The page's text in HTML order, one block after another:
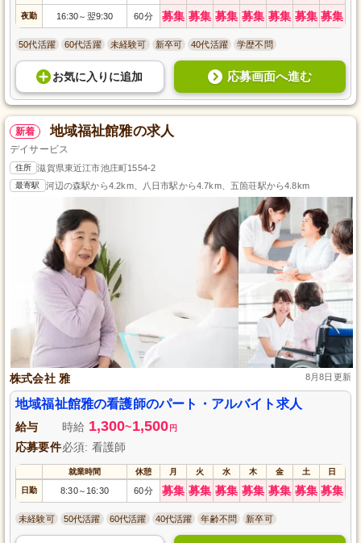
夜勤 16:30～ 翌9:30 60分 募集 募集 募集 募集 募集 募集 募集
50代活躍 60代活躍 未経験可 新卒可 40代活躍 学歴不問
お気に入り に追加 応募画面へ進む
新着 地域福祉館雅の求人
デイサービス
住所 滋賀県東近江市池庄町1554-2
最寄駅 河辺の森駅から4.2km、八日市駅から4.7km、五箇荘駅から4.8km
株式会社 雅 8月8日更新
地域福祉館雅の看護師のパート・アルバイト求人
給与 時給 1,300~1,500 円
応募要件必須: 看護師
就業時間 休憩 月 火 水 木 金 土 日
日勤 8:30～ 16:30 60分 募集 募集 募集 募集 募集 募集 募集
未経験可 50代活躍 60代活躍 40代活躍 年齢不問 新卒可